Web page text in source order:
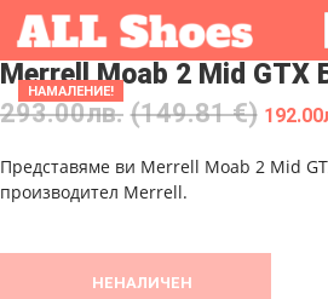
НАМАЛЕНИЕ!
Merrell Moab 2 Mid GTX
293.00лв. (149.81 €) 192.00
Представяме ви Merrell Moab 2 Mid
производител Merrell.
НЕНАЛИЧЕН